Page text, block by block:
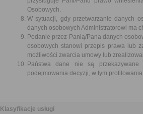
Osobowych.
W sytuacji, gdy przetwarzanie danych
danych osobowych Administratorowi ma
Podanie przez Panią/Pana danych
osobowych stanowi przepis prawa lub
możliwości zwarcia umowy lub
Państwa dane nie są przekazywane
podejmowania decyzji, w tym
Klasyfikacje usługi